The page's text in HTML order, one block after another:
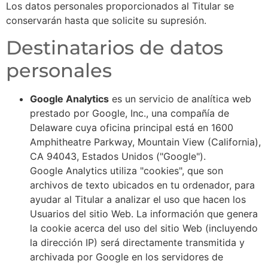
Los datos personales proporcionados al Titular se
conservarán hasta que solicite su supresión.
Destinatarios de datos
personales
Google Analytics es un servicio de analítica web
prestado por Google, Inc., una compañía de
Delaware cuya oficina principal está en 1600
Amphitheatre Parkway, Mountain View (California),
CA 94043, Estados Unidos ("Google").
Google Analytics utiliza "cookies", que son
archivos de texto ubicados en tu ordenador, para
ayudar al Titular a analizar el uso que hacen los
Usuarios del sitio Web. La información que genera
la cookie acerca del uso del sitio Web (incluyendo
la dirección IP) será directamente transmitida y
archivada por Google en los servidores de